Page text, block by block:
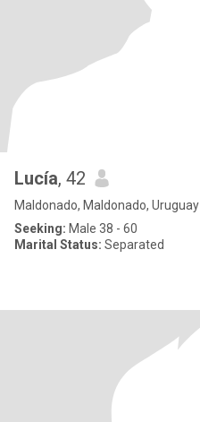
Lucía, 42
Maldonado, Maldonado, Uruguay
Seeking: Male 38 - 60
Marital Status: Separated